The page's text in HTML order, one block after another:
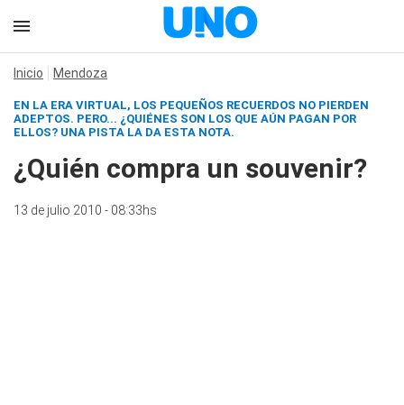
Inicio Mendoza
EN LA ERA VIRTUAL, LOS PEQUEÑOS RECUERDOS NO PIERDEN
ADEPTOS. PERO... ¿QUIÉNES SON LOS QUE AÚN PAGAN POR
ELLOS? UNA PISTA LA DA ESTA NOTA.
¿Quién compra un souvenir?
13 de julio 2010 - 08:33hs